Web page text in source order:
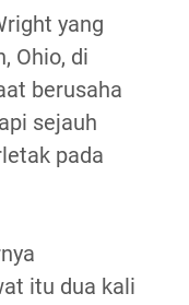
yang
Ohio, di
berusaha
sejauh
pada
itu dua kali